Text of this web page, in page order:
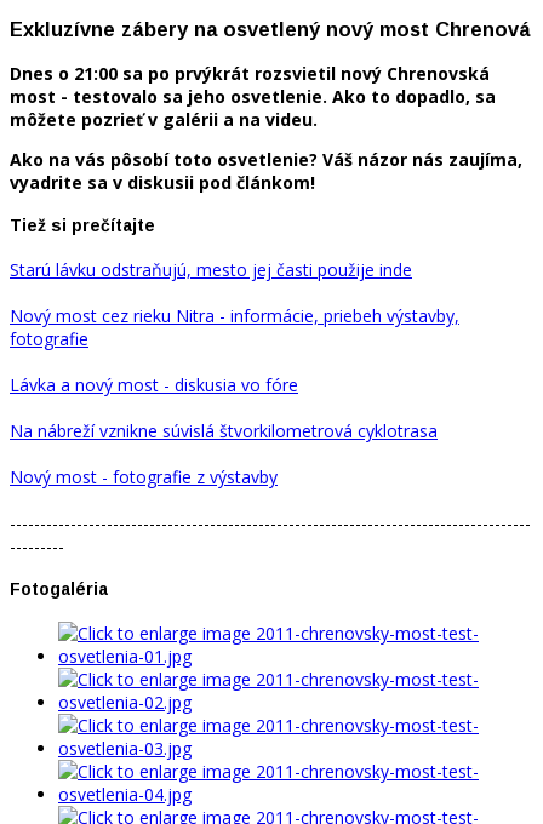
Exkluzívne zábery na osvetlený nový most Chrenová
Dnes o 21:00 sa po prvýkrát rozsvietil nový Chrenovská
most - testovalo sa jeho osvetlenie. Ako to dopadlo, sa
môžete pozrieť v galérii a na videu.
Ako na vás pôsobí toto osvetlenie? Váš názor nás zaujíma,
vyadrite sa v diskusii pod článkom!
Tiež si prečítajte
Starú lávku odstraňujú, mesto jej časti použije inde
Nový most cez rieku Nitra - informácie, priebeh výstavby,
fotografie
Lávka a nový most - diskusia vo fóre
Na nábreží vznikne súvislá štvorkilometrová cyklotrasa
Nový most - fotografie z výstavby
--------------------------------------------------------------------------------------
---------
Fotogaléria